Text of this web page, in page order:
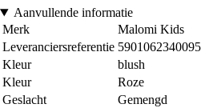
Aanvullende informatie
Merk
Malomi Kids
Leveranciersreferentie 5901062340095
Kleur
blush
Kleur
Roze
Geslacht
Gemengd